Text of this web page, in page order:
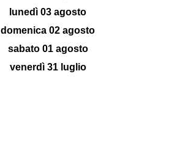
lunedì 03 agosto
domenica 02 agosto
sabato 01 agosto
venerdì 31 luglio